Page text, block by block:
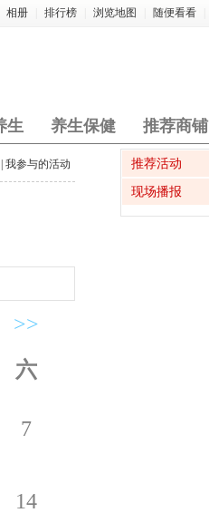
相册 排行榜 浏览地图 随便看看
生 养生保健 推荐商铺
我参与的活动
>>
六
7
14
推荐活动
现场播报